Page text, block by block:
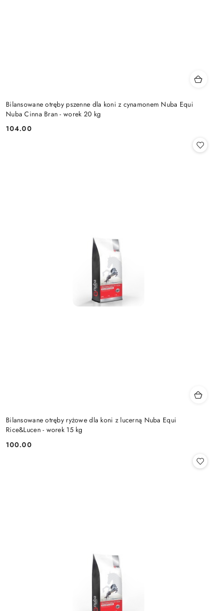
Bilansowane otręby pszenne dla koni z cynamonem Nuba Equi
Nuba Cinna Bran - worek 20 kg
Cena:
104.00
Bilansowane otręby ryżowe dla koni z lucerną Nuba Equi
Rice&Lucen - worek 15 kg
Cena:
100.00